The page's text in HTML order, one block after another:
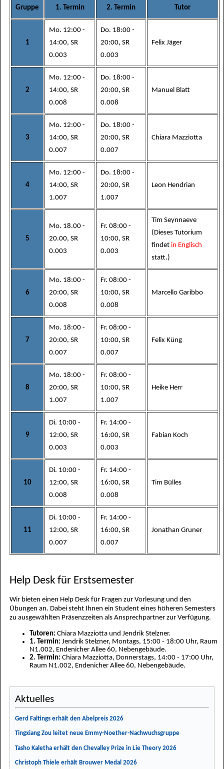
Gruppe 1. Termin 2. Termin Tutor
1
Mo. 12:00 -
14:00, SR
0.003
Do. 18:00 -
20:00, SR
0.003
Felix Jäger
2
Mo. 12:00 -
14:00, SR
0.008
Do. 18:00 -
20:00, SR
0.008
Manuel Blatt
3
Mo. 12:00 -
14:00, SR
0.007
Do. 18:00 -
20:00, SR
0.007
Chiara Mazziotta
4
Mo. 12:00 -
14:00, SR
1.007
Do. 18:00 -
20:00, SR
1.007
Leon Hendrian
5
Mo. 18.00 -
20.00, SR
0.003
Fr. 08:00 -
10:00, SR
0.003
Tim Seynnaeve
(Dieses Tutorium
findet in Englisch
statt.)
6
Mo. 18:00 -
20:00, SR
0.008
Fr. 08:00 -
10:00, SR
0.008
Marcello Garibbo
7
Mo. 18:00 -
20:00, SR
0.007
Fr. 08:00 -
10:00, SR
0.007
Felix Küng
8
Mo. 18:00 -
20:00, SR
1.007
Fr. 08:00 -
10:00, SR
1.007
Heike Herr
9
Di. 10:00 -
12:00, SR
0.003
Fr. 14:00 -
16:00, SR
0.003
Fabian Koch
10
Di. 10:00 -
12:00, SR
0.008
Fr. 14:00 -
16:00, SR
0.008
Tim Bülles
11
Di. 10:00 -
12:00, SR
0.007
Fr. 14:00 -
16:00, SR
0.007
Jonathan Gruner
Help Desk für Erstsemester
Wir bieten einen Help Desk für Fragen zur Vorlesung und den
Übungen an. Dabei steht Ihnen ein Student eines höheren Semesters
zu ausgewählten Präsenzzeiten als Ansprechpartner zur Verfügung.
Tutoren: Chiara Mazziotta und Jendrik Stelzner.
1. Termin: Jendrik Stelzner, Montags, 15:00 - 18:00 Uhr, Raum
N1.002, Endenicher Allee 60, Nebengebäude.
2. Termin: Chiara Mazziotta, Donnerstags, 14:00 - 17:00 Uhr,
Raum N1.002, Endenicher Allee 60, Nebengebäude.
Aktuelles
Gerd Faltings erhält den Abelpreis 2026
Tingxiang Zou leitet neue Emmy-Noether-Nachwuchsgruppe
Tasho Kaletha erhält den Chevalley Prize in Lie Theory 2026
Christoph Thiele erhält Brouwer Medal 2026